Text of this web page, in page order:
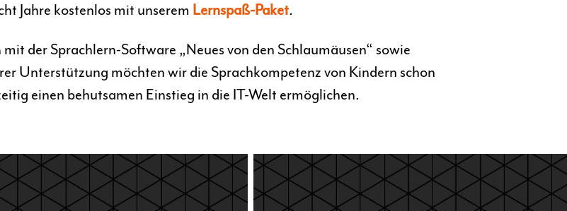
Jahre kostenlos mit unserem Lernspaß-Paket.
der Sprachlern-Software „Neues von den Schlaumäusen“ sowie
Unterstützung möchten wir die Sprachkompetenz von Kindern schon
einen behutsamen Einstieg in die IT-Welt ermöglichen.